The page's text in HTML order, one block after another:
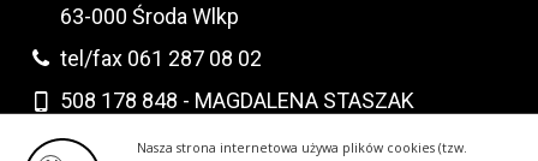
Nasza strona internetowa używa plików cookies (tzw.
63-000 Środa Wlkp
tel/fax 061 287 08 02
508 178 848 - MAGDALENA STASZAK
502 296 222 - KRYSTIAN WALCZAK